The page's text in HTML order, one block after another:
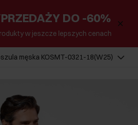
DO -60%
w jeszcze lepszych cenach
męska KOSMT-0321-18(W25)